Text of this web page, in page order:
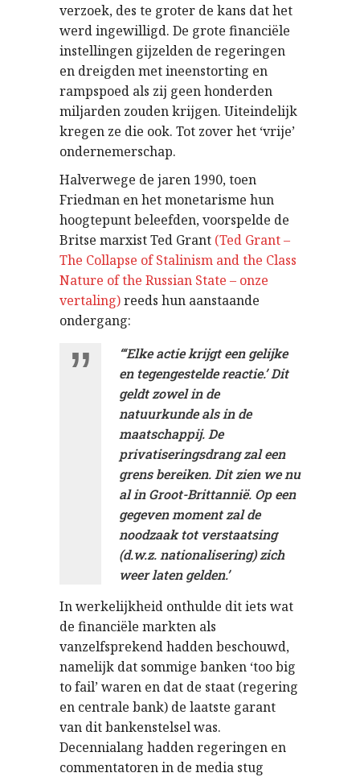
verzoek, des te groter de kans dat het
werd ingewilligd. De grote financiële
instellingen gijzelden de regeringen
en dreigden met ineenstorting en
rampspoed als zij geen honderden
miljarden zouden krijgen. Uiteindelijk
kregen ze die ook. Tot zover het ‘vrije’
ondernemerschap.
Halverwege de jaren 1990, toen
Friedman en het monetarisme hun
hoogtepunt beleefden, voorspelde de
Britse marxist Ted Grant (Ted Grant –
The Collapse of Stalinism and the Class
Nature of the Russian State – onze
vertaling)reeds hun aanstaande
ondergang:
“‘Elke actie krijgt een gelijke
en tegengestelde reactie.’ Dit
geldt zowel in de
natuurkunde als in de
maatschappij. De
privatiseringsdrang zal een
grens bereiken. Dit zien we nu
al in Groot-Brittannië. Op een
gegeven moment zal de
noodzaak tot verstaatsing
(d.w.z. nationalisering) zich
weer laten gelden.’
In werkelijkheid onthulde dit iets wat
de financiële markten als
vanzelfsprekend hadden beschouwd,
namelijk dat sommige banken ‘too big
to fail’ waren en dat de staat (regering
en centrale bank) de laatste garant
van dit bankenstelsel was.
Decennialang hadden regeringen en
commentatoren in de media stug